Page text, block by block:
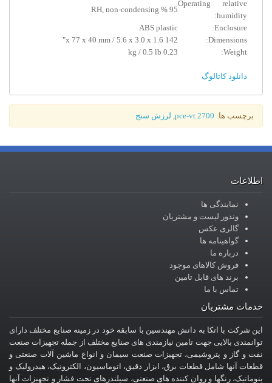
Operating relative
humidity:
95 % RH, non-condensing
Enclosure:
ABS plastic
Dimensions:
142 x 77 x 40 mm / 5.6 x 3.0 x 1.6"
Weight:
0.23 kg / 0.5 lb
دانلود کاتالوگ
برچسب ها: pce-vt 2700
, لرزش سنج
اطلاعات
نمایندگی ها
وندور لیست و مشتریان
گالری عکس
گواهینامه ها
درباره ما
فروش کالاهای موجود
برند های قابل تامین
تماس با ما
خدمات مشتریان
این شرکت با اتکا به دانش مهندسین با سابقه خود در زمینه صنایع مختلف دارای
توانمندی بالایی جهت تامین نیازمندی های صنایع مختلف از جمله تجهیزات صنعت
نفت و گاز و پتروشیمی، تجهیزات صنعت سیمان و انواع ماشین آلات صنعتی و
قطعات آنها شامل قطعات برق، ابزار دقیق، اتوماسیون، الکترونیک، هیدرولیک و
پنوماتیک، رنگها و روان کننده های صنعتی، سیلندرهای تحت فشار و تجهیزات آنها